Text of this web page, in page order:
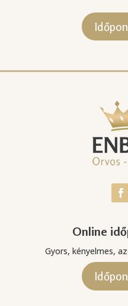
Online
Gyors, kényelmes,